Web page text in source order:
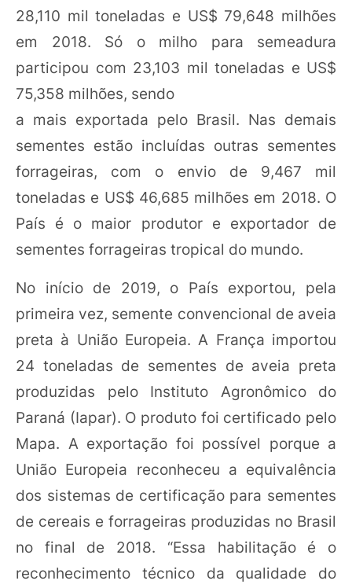
28,110 mil toneladas e US$ 79,648 milhões
em 2018. Só o milho para semeadura
participou com 23,103 mil toneladas e US$
75,358 milhões, sendo
a mais exportada pelo Brasil. Nas demais
sementes estão incluídas outras sementes
forrageiras, com o envio de 9,467 mil
toneladas e US$ 46,685 milhões em 2018. O
País é o maior produtor e exportador de
sementes forrageiras tropical do mundo.
No início de 2019, o País exportou, pela
primeira vez, semente convencional de aveia
preta à União Europeia. A França importou
24 toneladas de sementes de aveia preta
produzidas pelo Instituto Agronômico do
Paraná (Iapar). O produto foi certificado pelo
Mapa. A exportação foi possível porque a
União Europeia reconheceu a equivalência
dos sistemas de certificação para sementes
de cereais e forrageiras produzidas no Brasil
no final de 2018. “Essa habilitação é o
reconhecimento técnico da qualidade do